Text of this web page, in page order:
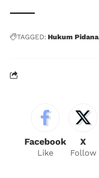
TAGGED: Hukum Pidana
Facebook
Like
X
Follow